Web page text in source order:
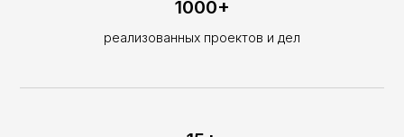
1000+
реализованных проектов и дел